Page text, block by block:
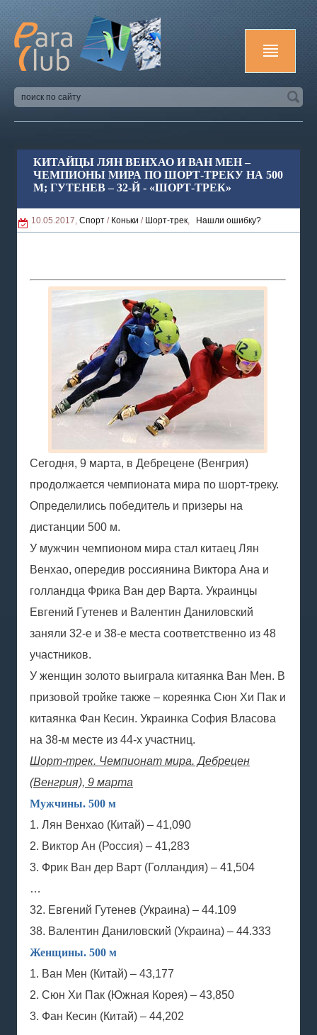
КИТАЙЦЫ ЛЯН ВЕНХАО И ВАН МЕН –
ЧЕМПИОНЫ МИРА ПО ШОРТ-ТРЕКУ НА 500
М; ГУТЕНЕВ – 32-Й - «ШОРТ-ТРЕК»
10.05.2017, Спорт / Коньки / Шорт-трек, Нашли ошибку?
Сегодня, 9 марта, в Дебрецене (Венгрия)
продолжается чемпионата мира по шорт-треку.
Определились победитель и призеры на
дистанции 500 м.
У мужчин чемпионом мира стал китаец Лян
Венхао, опередив россиянина Виктора Ана и
голландца Фрика Ван дер Варта. Украинцы
Евгений Гутенев и Валентин Даниловский
заняли 32-е и 38-е места соответственно из 48
участников.
У женщин золото выиграла китаянка Ван Мен. В
призовой тройке также – кореянка Сюн Хи Пак и
китаянка Фан Кесин. Украинка София Власова
на 38-м месте из 44-х участниц.
Шорт-трек. Чемпионат мира. Дебрецен
(Венгрия), 9 марта
Мужчины. 500 м
1. Лян Венхао (Китай) – 41,090
2. Виктор Ан (Россия) – 41,283
3. Фрик Ван дер Варт (Голландия) – 41,504
…
32. Евгений Гутенев (Украина) – 44.109
38. Валентин Даниловский (Украина) – 44.333
Женщины. 500 м
1. Ван Мен (Китай) – 43,177
2. Сюн Хи Пак (Южная Корея) – 43,850
3. Фан Кесин (Китай) – 44,202